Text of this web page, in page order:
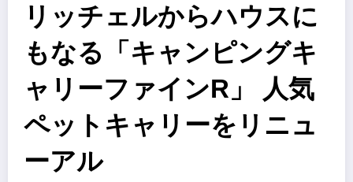
リッチェルからハウスに
もなる「キャンピングキ
ャリーファインR」 人気
ペットキャリーをリニュ
ーアル